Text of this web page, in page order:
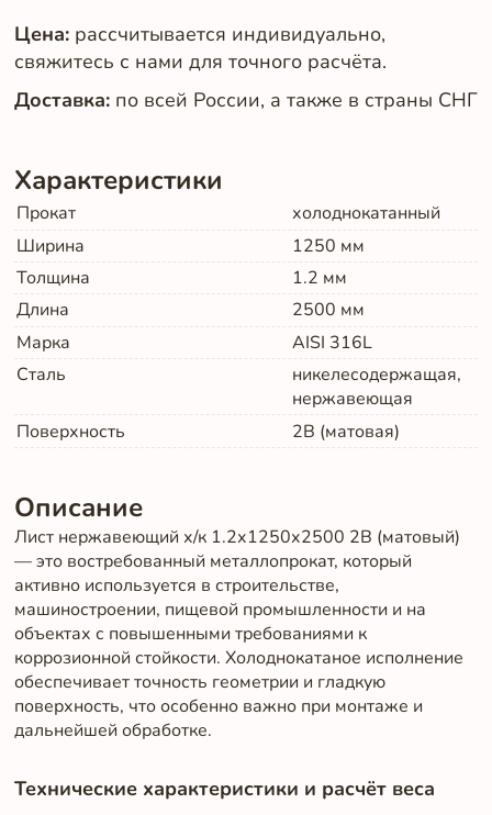
Цена: рассчитывается индивидуально,
свяжитесь с нами для точного расчёта.
Доставка: по всей России, а также в страны СНГ
Характеристики
Прокат
холоднокатанный
Ширина
1250 мм
Толщина
1.2 мм
Длина
2500 мм
Марка
AISI 316L
Сталь
никелесодержащая,
нержавеющая
Поверхность
2B (матовая)
Описание
Лист нержавеющий х/к 1.2х1250х2500 2B (матовый)
— это востребованный металлопрокат, который
активно используется в строительстве,
машиностроении, пищевой промышленности и на
объектах с повышенными требованиями к
коррозионной стойкости. Холоднокатаное исполнение
обеспечивает точность геометрии и гладкую
поверхность, что особенно важно при монтаже и
дальнейшей обработке.
Технические характеристики и расчёт веса